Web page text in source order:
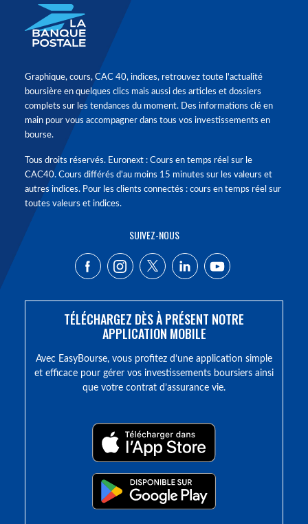
Graphique, cours, CAC 40, indices, retrouvez toute l'actualité
boursière en quelques clics mais aussi des articles et dossiers
complets sur les tendances du moment. Des informations clé en
main pour vous accompagner dans tous vos investissements en
bourse.
Tous droits réservés. Euronext : Cours en temps réel sur le
CAC40. Cours différés d'au moins 15 minutes sur les valeurs et
autres indices. Pour les clients connectés : cours en temps réel sur
toutes valeurs et indices.
SUIVEZ-NOUS
TÉLÉCHARGEZ DÈS À PRÉSENT NOTRE
APPLICATION MOBILE
Avec EasyBourse, vous profitez d’une application simple
et efficace pour gérer vos investissements boursiers ainsi
que votre contrat d’assurance vie.